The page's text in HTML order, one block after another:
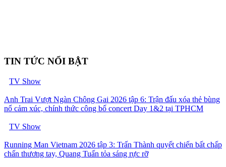
TIN TỨC NỔI BẬT
TV Show
Anh Trai Vượt Ngàn Chông Gai 2026 tập 6: Trận đấu xóa thẻ bùng
nổ cảm xúc, chính thức công bố concert Day 1&2 tại TPHCM
TV Show
Running Man Vietnam 2026 tập 3: Trấn Thành quyết chiến bất chấp
chấn thương tay, Quang Tuấn tỏa sáng rực rỡ